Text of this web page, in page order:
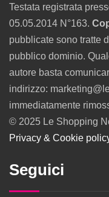
Testata registrata
05.05.2014 N°163.
pubblicate sono tratte
pubblico dominio.
autore basta
indirizzo:
immediatamente
© 2025 Le Shopping
Privacy & Cookie
Seguici